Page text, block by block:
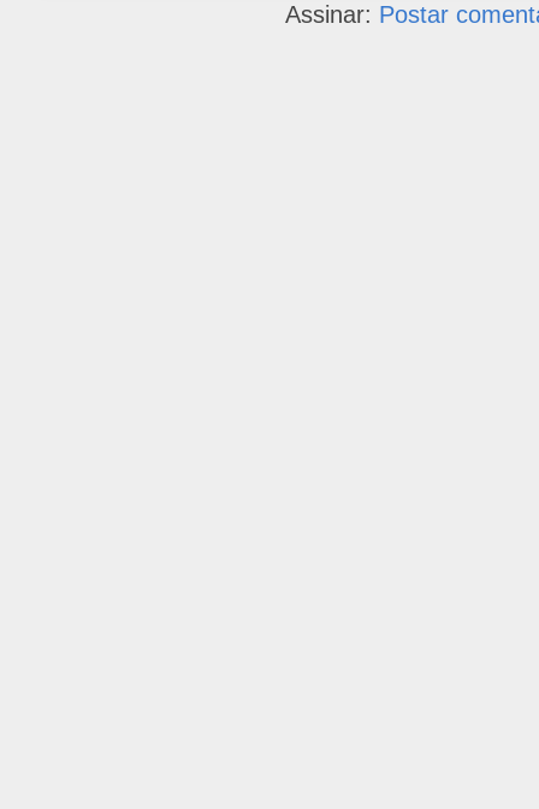
Assinar: Postar